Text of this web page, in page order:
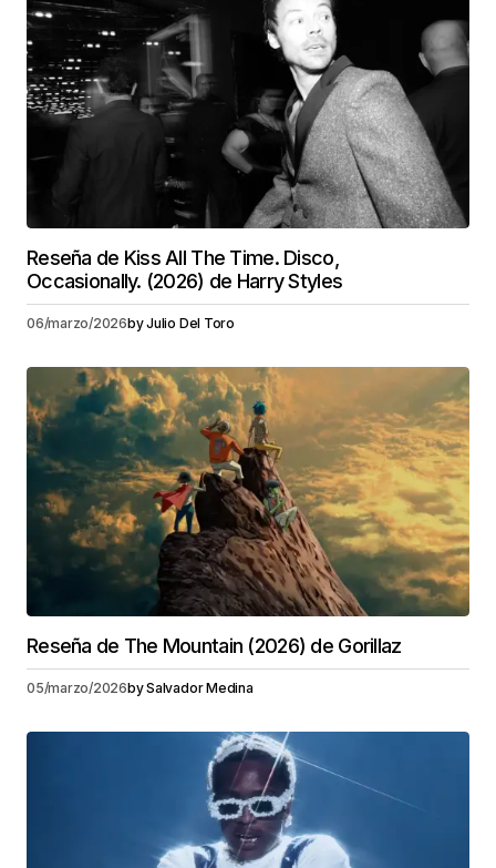
Reseña de Kiss All The Time. Disco,
Occasionally. (2026) de Harry Styles
06/marzo/2026byJulio Del Toro
Reseña de The Mountain (2026) de Gorillaz
05/marzo/2026bySalvador Medina